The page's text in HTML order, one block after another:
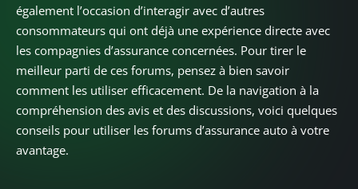
également l’occasion d’interagir avec d’autres
consommateurs qui ont déjà une expérience directe avec
les compagnies d’assurance concernées. Pour tirer le
meilleur parti de ces forums, pensez à bien savoir
comment les utiliser efficacement. De la navigation à la
compréhension des avis et des discussions, voici quelques
conseils pour utiliser les forums d’assurance auto à votre
avantage.